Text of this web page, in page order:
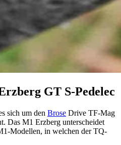
GT S-Pedelec
sich um den Brose Drive TF-Mag
Das M1 Erzberg unterscheidet
Modellen, in welchen der TQ-